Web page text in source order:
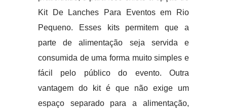
Kit De Lanches Para Eventos em Rio
Pequeno. Esses kits permitem que a
parte de alimentação seja servida e
consumida de uma forma muito simples e
fácil pelo público do evento. Outra
vantagem do kit é que não exige um
espaço separado para a alimentação,